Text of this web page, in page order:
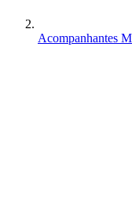
Acompanhantes